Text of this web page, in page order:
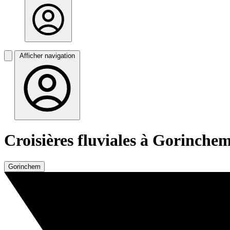
Afficher navigation
Croisières fluviales à
Gorinchem